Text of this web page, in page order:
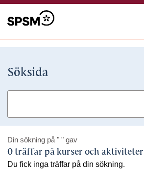
Söksida
Din sökning på " " gav
0 träffar på kurser och aktiviteter
Du fick inga träffar på din sökning.